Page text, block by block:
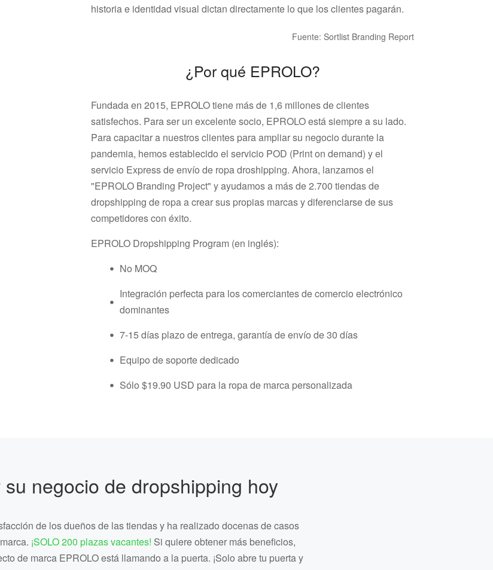
historia e identidad visual dictan directamente lo que los clientes pagarán.
Fuente: Sortlist Branding Report
¿Por qué EPROLO?
Fundada en 2015, EPROLO tiene más de 1,6 millones de clientes
satisfechos. Para ser un excelente socio, EPROLO está siempre a su lado.
Para capacitar a nuestros clientes para ampliar su negocio durante la
pandemia, hemos establecido el servicio POD (Print on demand) y el
servicio Express de envío de ropa droshipping. Ahora, lanzamos el
"EPROLO Branding Project" y ayudamos a más de 2.700 tiendas de
dropshipping de ropa a crear sus propias marcas y diferenciarse de sus
competidores con éxito.
EPROLO Dropshipping Program (en inglés):
・ No MOQ
・ Integración perfecta para los comerciantes de comercio electrónico
dominantes
・ 7-15 días plazo de entrega, garantía de envío de 30 días
・ Equipo de soporte dedicado
・ Sólo $19.90 USD para la ropa de marca personalizada
negocio de dropshipping hoy
de los dueños de las tiendas y ha realizado docenas de casos
¡SOLO 200 plazas vacantes! Si quiere obtener más beneficios,
de marca EPROLO está llamando a la puerta. ¡Solo abre tu puerta y